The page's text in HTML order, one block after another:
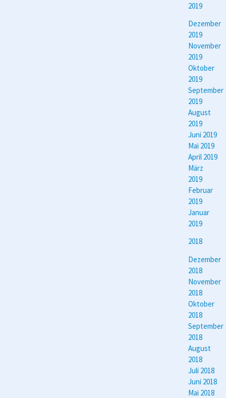
2019
Dezember
2019
November
2019
Oktober
2019
September
2019
August
2019
Juni 2019
Mai 2019
April 2019
März
2019
Februar
2019
Januar
2019
2018
Dezember
2018
November
2018
Oktober
2018
September
2018
August
2018
Juli 2018
Juni 2018
Mai 2018